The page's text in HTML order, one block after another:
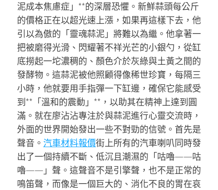
泥成本焦慮症」**的深層恐懼。新鮮蒜頭每公斤
的價格正在以超光速上漲，如果再這樣下去，他
引以為傲的「靈魂蒜泥」將難以為繼。他拿著一
把被磨得光滑、閃耀著不祥光芒的小銀勺，從缸
底撈起一坨濃稠的、顏色介於灰綠與土黃之間的
發酵物。這蒜泥被他照顧得像稀世珍寶，每隔三
小時，他就要用手指彈一下缸邊，確保它能感受
到**「溫和的震動」**，以助其在精神上達到圓
滿。就在廖沾沾專注於與蒜泥進行心靈交流時，
外面的世界開始發出一些不對勁的信號。首先是
聲音。 汽車材料報價街上所有的汽車喇叭同時發
出了一個持續不斷、低沉且潮濕的「咕嚕——咕
嚕——」聲。這聲音不是引擎聲，也不是正常的
鳴笛聲，而像是一個巨大的、消化不良的胃在哀